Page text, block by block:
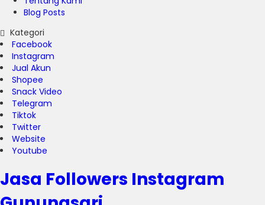
Blog Posts
Kategori
Facebook
Instagram
Jual Akun
Shopee
Snack Video
Telegram
Tiktok
Twitter
Website
Youtube
Jasa Followers Instagram